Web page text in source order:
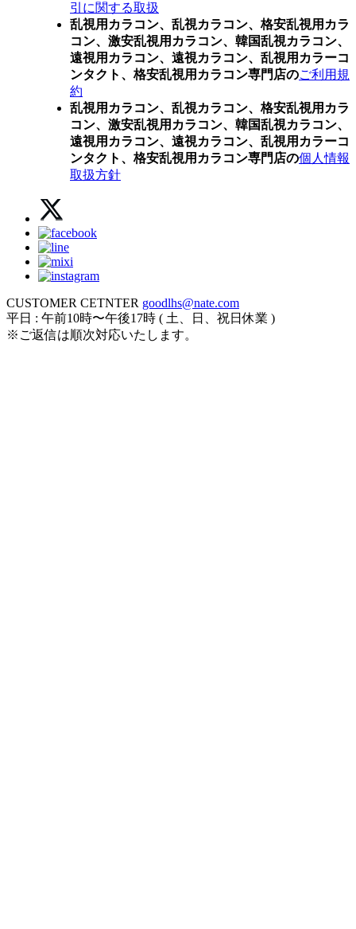
引に関する取扱
乱視用カラコン、乱視カラコン、格安乱視用カラ
コン、激安乱視用カラコン、韓国乱視カラコン、
遠視用カラコン、遠視カラコン、乱視用カラーコ
ンタクト、格安乱視用カラコン専門店のご利用規
約
乱視用カラコン、乱視カラコン、格安乱視用カラ
コン、激安乱視用カラコン、韓国乱視カラコン、
遠視用カラコン、遠視カラコン、乱視用カラーコ
ンタクト、格安乱視用カラコン専門店の個人情報
取扱方針
CUSTOMER CETNTER goodlhs@nate.com
平日 : 午前10時〜午後17時 ( 土、日、祝日休業 )
※ご返信は順次対応いたします。